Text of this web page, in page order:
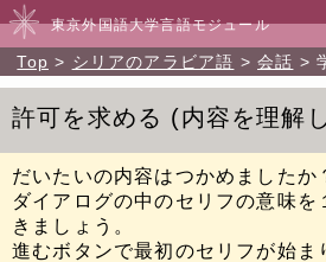
東京外国語大学言語モジュール
Top シリアのアラビア語 会話
許可を求める 内容を理解
だいたいの内容はつかめましたか
ダイアログの中のセリフの意味を
きましょう。
進むボタンで最初のセリフが始ま